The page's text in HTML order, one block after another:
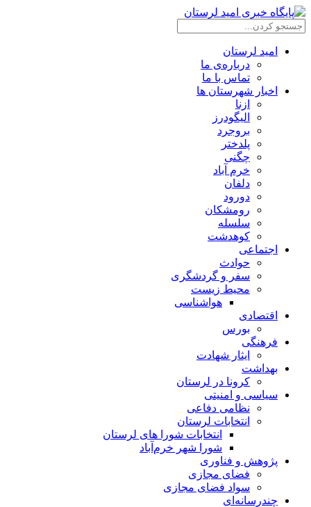
امید لرستان
درباره‌ی ما
تماس با ما
اخبار شهرستان ها
ازنا
الیگودرز
بروجرد
پلدختر
چگنی
خرم آباد
دلفان
دورود
رومشکان
سلسله
کوهدشت
اجتماعی
حوادث
سفر و گردشگری
محیط زیست
هواشناسی
اقتصادی
بورس
فرهنگی
ایثار شهادت
بهداشت
کرونا در لرستان
سیاسی و امنیتی
نظامی دفاعی
انتخابات لرستان
انتخابات شورا های لرستان
شورا شهر خرم‌آباد
پژوهش و فناوری
فضای مجازی
سواد فضای مجازی
چندرسانه‌ای